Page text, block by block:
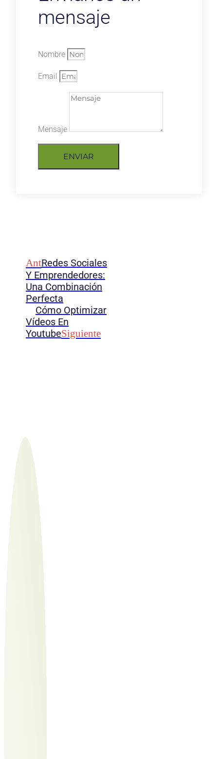
mensaje
Nombre
Email
Mensaje
ENVIAR
AntRedes Sociales
Y Emprendedores:
Una Combinación
Perfecta
Cómo Optimizar
Vídeos En
YoutubeSiguiente